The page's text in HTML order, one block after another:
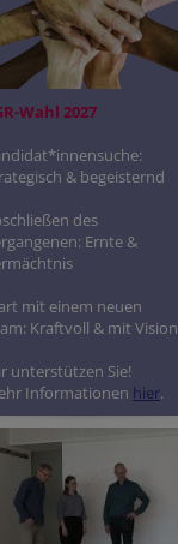
Wahl 2027
& begeisternd
des
Ernte &
mit einem neuen
Kraftvoll & mit Vision
unterstützen Sie!
Informationen hier.